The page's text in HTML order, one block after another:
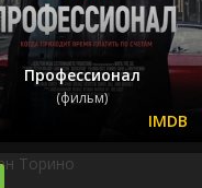
Профессионал
(фильм)